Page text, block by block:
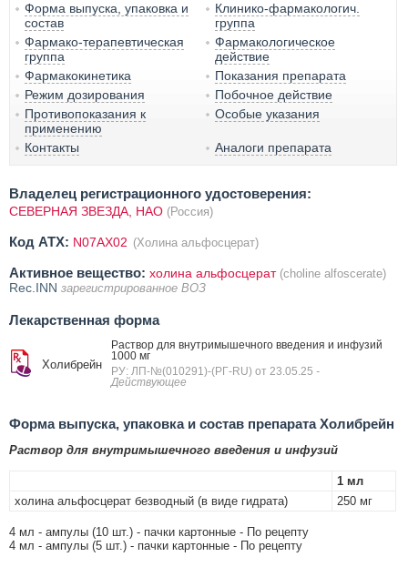
Форма выпуска, упаковка и
состав
Клинико-фармакологич.
группа
Фармако-терапевтическая
группа
Фармакологическое
действие
Фармакокинетика
Показания препарата
Режим дозирования
Побочное действие
Противопоказания к
применению
Особые указания
Контакты Аналоги препарата
Владелец регистрационного удостоверения:
СЕВЕРНАЯ ЗВЕЗДА, НАО (Россия)
Код ATX: N07AX02 (Холина альфосцерат)
Активное вещество: холина альфосцерат (choline alfoscerate)
Rec.INN зарегистрированное ВОЗ
Лекарственная форма
Холибрейн
Раствор для внутримышечного введения и инфузий
1000 мг
РУ: ЛП-№(010291)-(РГ-RU) от 23.05.25 -
Действующее
Форма выпуска, упаковка и состав препарата Холибрейн
Раствор для внутримышечного введения и инфузий
1 мл
холина альфосцерат безводный (в виде гидрата)
250 мг
4 мл - ампулы (10 шт.) - пачки картонные - По рецепту
4 мл - ампулы (5 шт.) - пачки картонные - По рецепту